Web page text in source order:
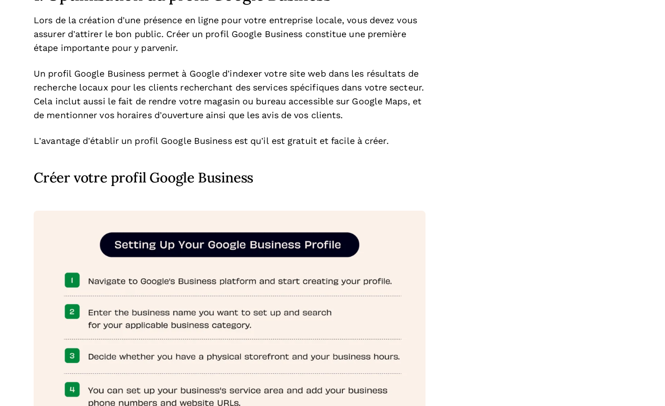
Lors de la création d’une présence en ligne pour votre entreprise locale, vous devez vous
assurer d’attirer le bon public. Créer un profil Google Business constitue une première
étape importante pour y parvenir.
Un profil Google Business permet à Google d’indexer votre site web dans les résultats de
recherche locaux pour les clients recherchant des services spécifiques dans votre secteur.
Cela inclut aussi le fait de rendre votre magasin ou bureau accessible sur Google Maps, et
de mentionner vos horaires d’ouverture ainsi que les avis de vos clients.
L’avantage d’établir un profil Google Business est qu’il est gratuit et facile à créer.
Créer votre profil Google Business